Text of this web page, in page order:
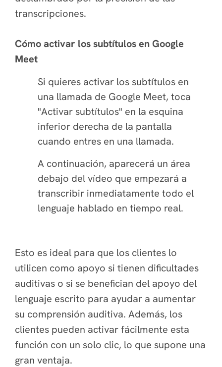
transcripciones.
Cómo activar los subtítulos en Google
Meet
Si quieres activar los subtítulos en
una llamada de Google Meet, toca
"Activar subtítulos" en la esquina
inferior derecha de la pantalla
cuando entres en una llamada.
A continuación, aparecerá un área
debajo del vídeo que empezará a
transcribir inmediatamente todo el
lenguaje hablado en tiempo real.
Esto es ideal para que los clientes lo
utilicen como apoyo si tienen dificultades
auditivas o si se benefician del apoyo del
lenguaje escrito para ayudar a aumentar
su comprensión auditiva. Además, los
clientes pueden activar fácilmente esta
función con un solo clic, lo que supone una
gran ventaja.